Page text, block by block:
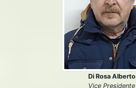
Di Rosa Alberto
Vice Presidente